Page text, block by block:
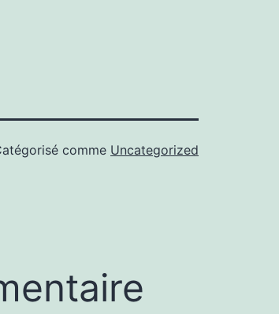
comme Uncategorized